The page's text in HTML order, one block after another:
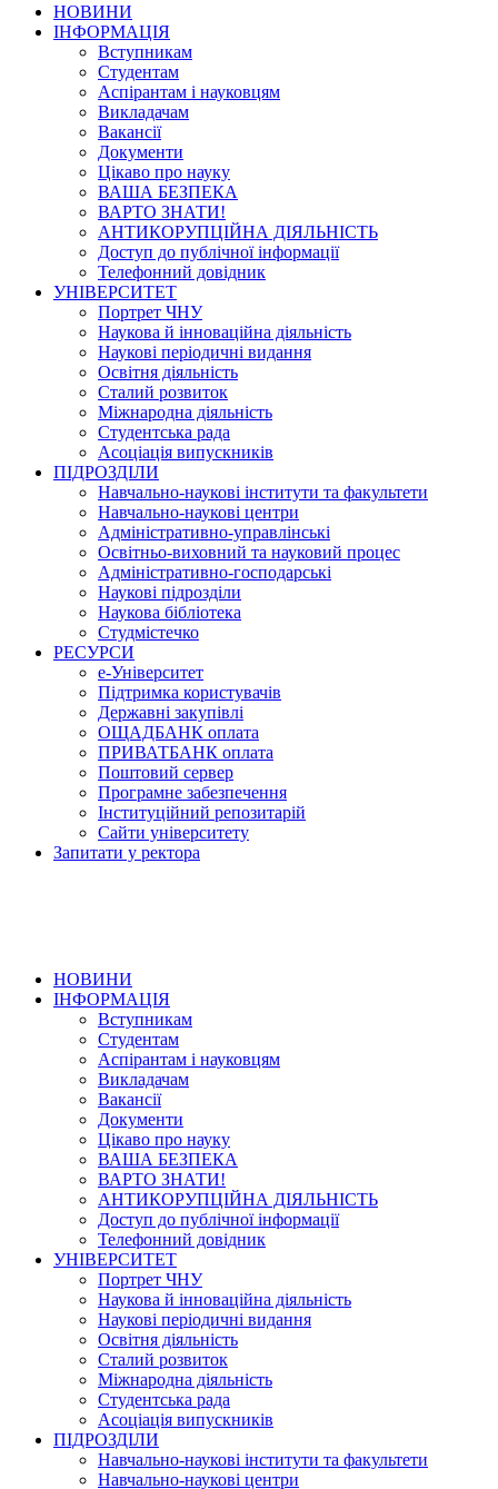
НОВИНИ
ІНФОРМАЦІЯ
Вступникам
Студентам
Аспірантам і науковцям
Викладачам
Вакансії
Документи
Цікаво про науку
ВАША БЕЗПЕКА
ВАРТО ЗНАТИ!
АНТИКОРУПЦІЙНА ДІЯЛЬНІСТЬ
Доступ до публічної інформації
Телефонний довідник
УНІВЕРСИТЕТ
Портрет ЧНУ
Наукова й інноваційна діяльність
Наукові періодичні видання
Освітня діяльність
Сталий розвиток
Міжнародна діяльність
Студентська рада
Асоціація випускників
ПІДРОЗДІЛИ
Навчально-наукові інститути та факультети
Навчально-наукові центри
Адміністративно-управлінські
Освітньо-виховний та науковий процес
Адміністративно-господарські
Наукові підрозділи
Наукова бібліотека
Студмістечко
РЕСУРСИ
е-Університет
Підтримка користувачів
Державні закупівлі
ОЩАДБАНК оплата
ПРИВАТБАНК оплата
Поштовий сервер
Програмне забезпечення
Інституційний репозитарій
Сайти університету
Запитати у ректора
НОВИНИ
ІНФОРМАЦІЯ
Вступникам
Студентам
Аспірантам і науковцям
Викладачам
Вакансії
Документи
Цікаво про науку
ВАША БЕЗПЕКА
ВАРТО ЗНАТИ!
АНТИКОРУПЦІЙНА ДІЯЛЬНІСТЬ
Доступ до публічної інформації
Телефонний довідник
УНІВЕРСИТЕТ
Портрет ЧНУ
Наукова й інноваційна діяльність
Наукові періодичні видання
Освітня діяльність
Сталий розвиток
Міжнародна діяльність
Студентська рада
Асоціація випускників
ПІДРОЗДІЛИ
Навчально-наукові інститути та факультети
Навчально-наукові центри